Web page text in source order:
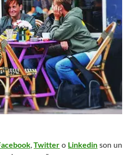
,Twitter o Linkedin son un